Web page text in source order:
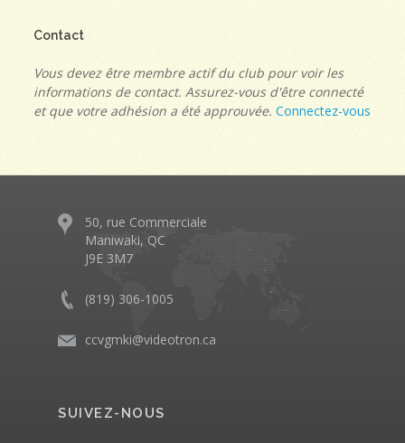
Contact
Vous devez être membre actif du club pour voir les
informations de contact. Assurez-vous d'être connecté
et que votre adhésion a été approuvée. Connectez-vous
50, rue Commerciale
Maniwaki, QC
J9E 3M7
(819) 306-1005
ccvgmki@videotron.ca
SUIVEZ-NOUS